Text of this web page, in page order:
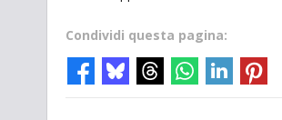
Condividi questa pagina: